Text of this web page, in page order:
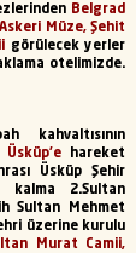
Belgrad
Müze, Şehit
görülecek yerler
otelimizde.
kahvaltısının
Üsküp’e
hareket
Üsküp Şehir
kalma 2.Sultan
Sultan Mehmet
üzerine kurulu
Murat Camii,